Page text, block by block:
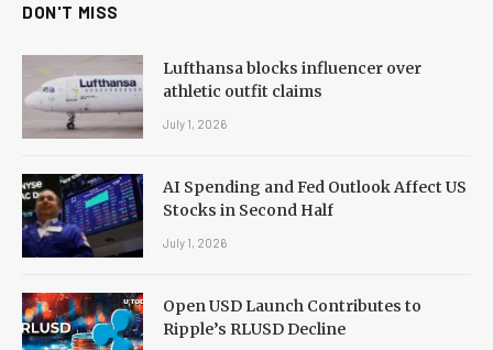
DON'T MISS
Lufthansa blocks influencer over
athletic outfit claims
July 1, 2026
AI Spending and Fed Outlook Affect US
Stocks in Second Half
July 1, 2026
Open USD Launch Contributes to
Ripple’s RLUSD Decline